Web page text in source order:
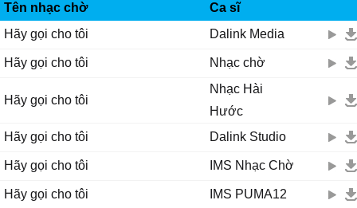
Tên nhạc chờ
Ca sĩ
Hãy gọi cho tôi
Dalink Media
Hãy gọi cho tôi Nhạc chờ
Hãy gọi cho tôi
Nhạc Hài
Hước
Hãy gọi cho tôi
Dalink Studio
Hãy gọi cho tôi IMS Nhạc Chờ
Hãy gọi cho tôi IMS PUMA12